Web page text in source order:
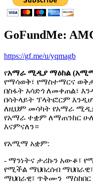
GoFundMe:
https://gf.me/u/yqmagb
የአማራ ሚዲያ ማዕከል
የማሳወቅ፣ የማስተማርና
በስፋት አሳድጎ ለመቀጠል፣
በሳትላይት ፕላትፎርም
ለዚህም መሳካት የአማራ ሚዲያ
የአማራ ተቋም ለማጠንከር
እናምናለን።
የአሚማ አቋም:
- ማንነትና ታሪኩን አውቆ፣
የሚችል ማህበረሰብ
ማህበራዊ፣ ጥቅሙን ማስከበር